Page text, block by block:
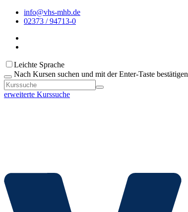
info@vhs-mhb.de
02373 / 94713-0
Leichte Sprache
Nach Kursen suchen und mit der Enter-Taste bestätigen
erweiterte Kurssuche